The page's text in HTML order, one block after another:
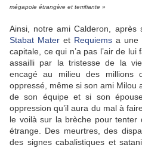
mégapole étrangère et terrifiante »
Ainsi, notre ami Calderon, après
Stabat Mater et Requiemsa une
capitale, ce qui n’a pas l’air de lui
assailli par la tristesse de la
encagé au milieu des millions
oppressé, même si son ami Milou
de son équipe et si son
oppression qu’il aura du mal à
le voilà sur la brèche pour tenter
étrange. Des meurtres, des
des signes cabalistiques et